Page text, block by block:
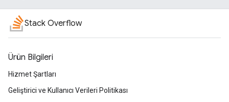
Stack Overflow
Ürün Bilgileri
Hizmet Şartları
Geliştirici ve Kullanıcı Verileri Politikası